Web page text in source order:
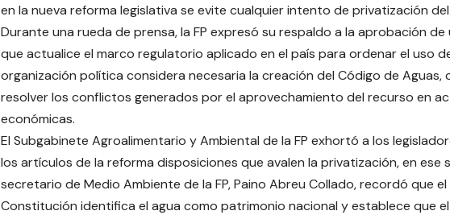
en la nueva reforma legislativa se evite cualquier intento de privatización
Durante una rueda de prensa, la FP expresó su respaldo a la aprobación
que actualice el marco regulatorio aplicado en el país para ordenar el uso
organización política considera necesaria la creación del Código de Aguas,
resolver los conflictos generados por el aprovechamiento del recurso en
económicas.
El Subgabinete Agroalimentario y Ambiental de la FP exhortó a los
los artículos de la reforma disposiciones que avalen la privatización, en ese
secretario de Medio Ambiente de la FP, Paino Abreu Collado, recordó que
Constitución identifica el agua como patrimonio nacional y establece que